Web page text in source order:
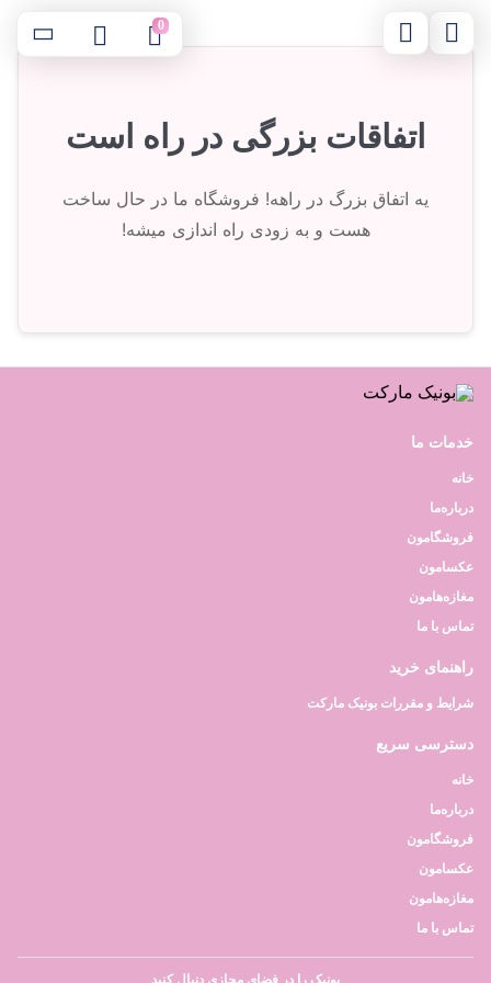
0
اتفاقات بزرگی در راه است
یه اتفاق بزرگ در راهه! فروشگاه ما در حال ساخت
هست و به زودی راه اندازی میشه!
خدمات ما
خانه
درباره‌ما
فروشگامون
عکسامون
مغازه‌هامون
تماس با ما
راهنمای خرید
شرایط و مقررات بونیک مارکت
دسترسی سریع
خانه
درباره‌ما
فروشگامون
عکسامون
مغازه‌هامون
تماس با ما
بونیک را در فضای مجازی دنبال کنید